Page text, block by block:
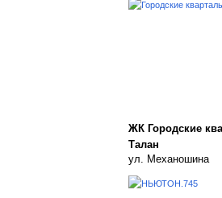
ЖК Городские
Талан
ул. Механошина